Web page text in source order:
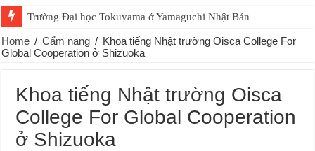
Trường Đại học Tokuyama ở Yamaguchi Nhật Bản
Home / Cẩm nang / Khoa tiếng Nhật trường Oisca College For
Global Cooperation ở Shizuoka
Khoa tiếng Nhật trường Oisca
College For Global Cooperation
ở Shizuoka